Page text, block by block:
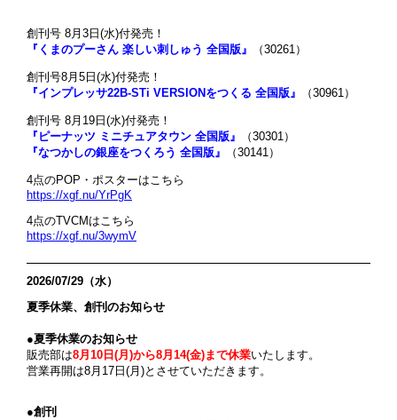
創刊号 8月3日(水)付発売！
『くまのプーさん 楽しい刺しゅう 全国版』
（30261）
創刊号8月5日(水)付発売！
『インプレッサ22B-STi VERSIONをつくる 全国版』
（30961）
創刊号 8月19日(水)付発売！
『ピーナッツ ミニチュアタウン 全国版』
（30301）
『なつかしの銀座をつくろう 全国版』
（30141）
4点のPOP・ポスターはこちら
https://xgf.nu/YrPgK
4点のTVCMはこちら
https://xgf.nu/3wymV
2026/07/29（水）
夏季休業、創刊のお知らせ
●夏季休業のお知らせ
販売部は8月10日(月)から8月14(金)まで休業いたします。
営業再開は8月17日(月)とさせていただきます。
●創刊